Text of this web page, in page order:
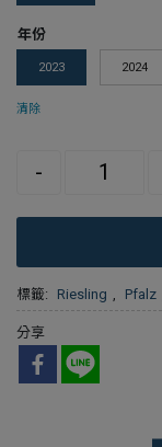
年份
2023 2024
清除
-
標籤: Riesling , Pfalz
分享